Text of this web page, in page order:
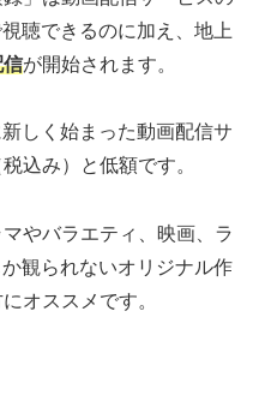
聴できるのに加え、地上
信が開始されます。
しく始まった動画配信サ
込み）と低額です。
やバラエティ、映画、ラ
観られないオリジナル作
オススメです。